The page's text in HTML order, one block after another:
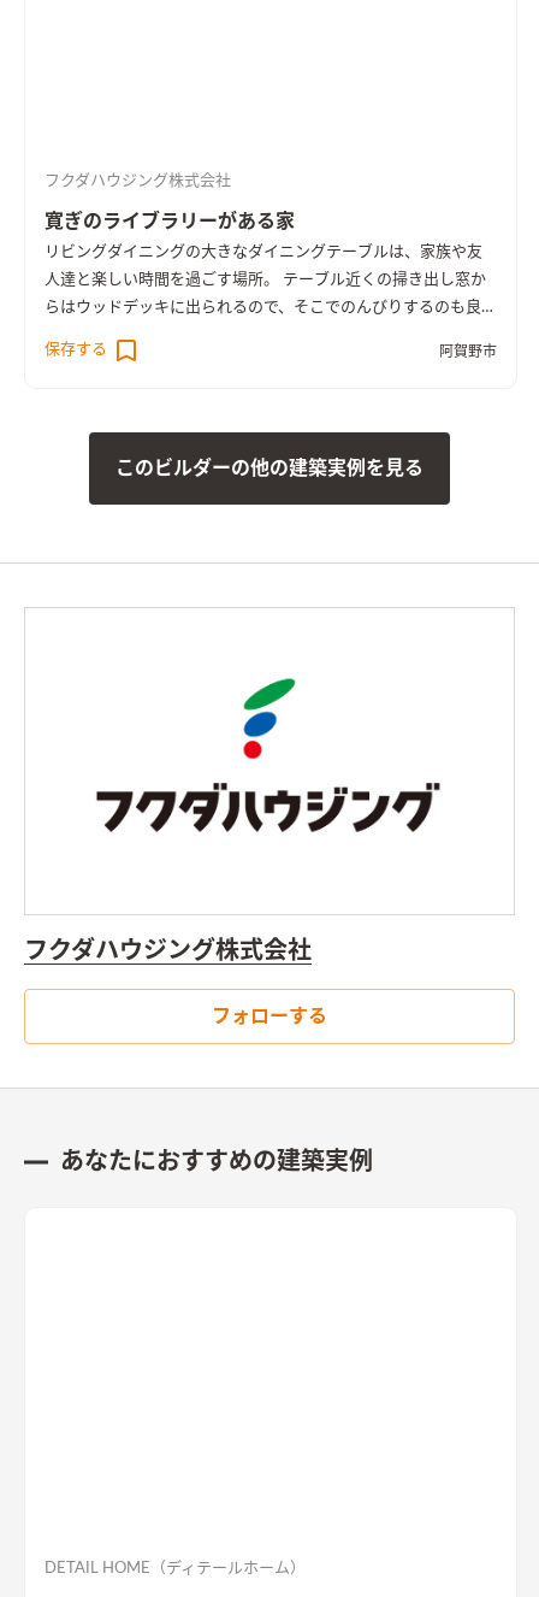
フクダハウジング株式会社
寛ぎのライブラリーがある家
リビングダイニングの大きなダイニングテーブルは、家族や友
人達と楽しい時間を過ごす場所。 テーブル近くの掃き出し窓か
らはウッドデッキに出られるので、そこでのんびりするのも良
えてくれます。 2階には広いファミリースペースを確保し、家族
保存する 阿賀野市
このビルダーの他の建築実例を見る
フクダハウジング株式会社
フォローする
あなたにおすすめの建築実例
DETAIL HOME（ディテールホーム）